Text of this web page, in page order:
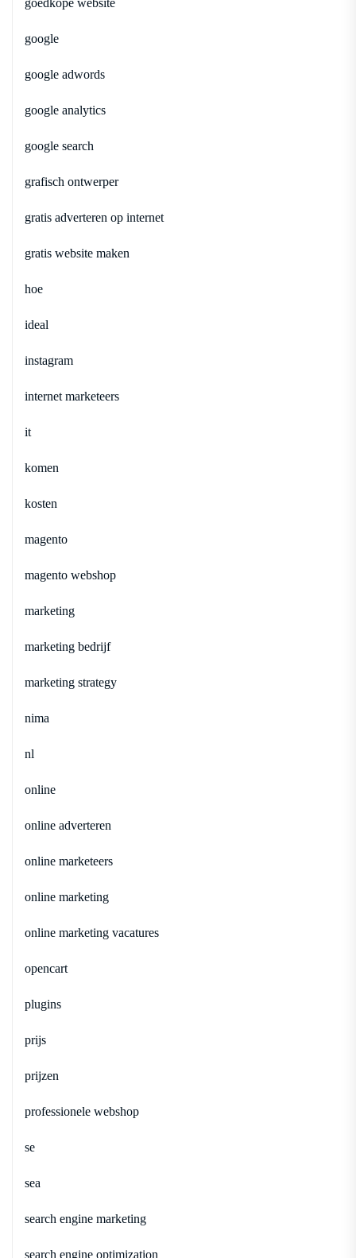
goedkope website
google
google adwords
google analytics
google search
grafisch ontwerper
gratis adverteren op internet
gratis website maken
hoe
ideal
instagram
internet marketeers
it
komen
kosten
magento
magento webshop
marketing
marketing bedrijf
marketing strategy
nima
nl
online
online adverteren
online marketeers
online marketing
online marketing vacatures
opencart
plugins
prijs
prijzen
professionele webshop
se
sea
search engine marketing
search engine optimization